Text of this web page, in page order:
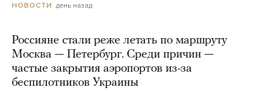
НОВОСТИ день назад
Россияне стали реже летать по маршруту
Москва — Петербург. Среди причин —
частые закрытия аэропортов из-за
беспилотников Украины